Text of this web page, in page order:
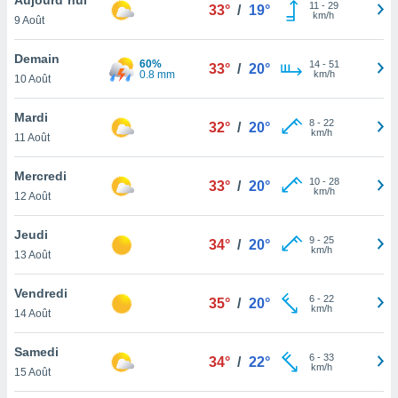
et
»,
au
vous
qu'ils
ou
le
ainsi
un
la
du
9 Août
33° / 19° 11 - 29
km/h
Demain
10 Août
60%
0.8 mm
33° / 20° 14- 51
km/h
Mardi
11 Août
32° / 20° 8- 22
km/h
Mercredi
12 Août
33° / 20° 10- 28
km/h
Jeudi
13 Août
34° / 20° 9- 25
km/h
Vendredi
14 Août
35° / 20° 6- 22
km/h
Samedi
15 Août
34° / 22° 6- 33
km/h